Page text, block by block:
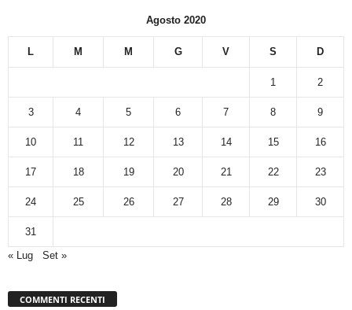
Agosto 2020
L M M G V S D
1 2
3 4 5 6 7 8 9
10 11 12 13 14 15 16
17 18 19 20 21 22 23
24 25 26 27 28 29 30
31
« Lug
Set »
COMMENTI RECENTI